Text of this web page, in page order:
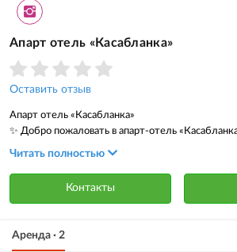
Апарт отель «Касабланка»
Оставить отзыв
Апарт отель «Касабланка»
✨ Добро пожаловать в апарт-отель
безопасность идут рука об руку!
новой резиденцией президента 🏛, с
развитой инфраструктурой
Читать полностью
Контакты
Аренда · 2